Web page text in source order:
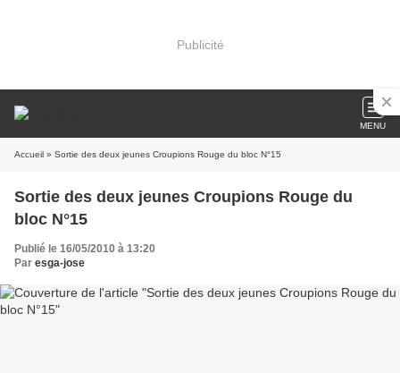
Publicité
MENU
Accueil » Sortie des deux jeunes Croupions Rouge du bloc N°15
Sortie des deux jeunes Croupions Rouge du
bloc N°15
Publié le 16/05/2010 à 13:20
Par esga-jose